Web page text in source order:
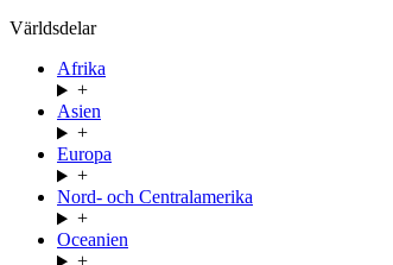
Världsdelar
Afrika
+
Asien
+
Europa
+
Nord- och Centralamerika
+
Oceanien